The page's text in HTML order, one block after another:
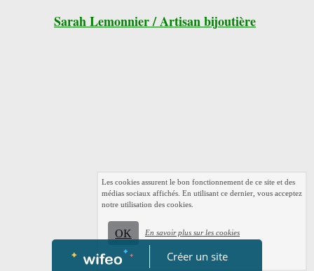
Sarah Lemonnier / Artisan bijoutière
Créer un site
Les cookies assurent le bon fonctionnement de ce site et des
médias sociaux affichés. En utilisant ce dernier, vous acceptez
notre utilisation des cookies.
OK En savoir plus sur les cookies